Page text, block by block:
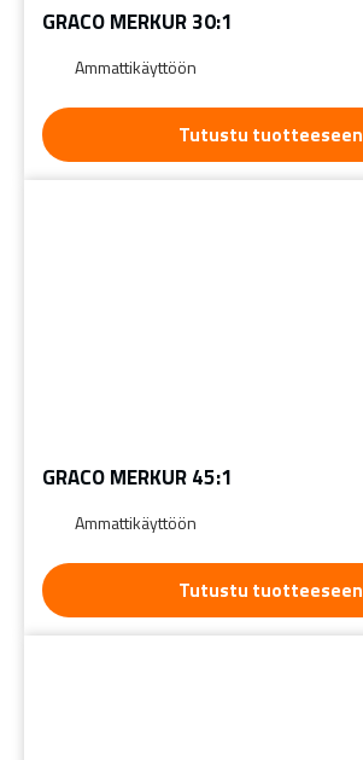
GRACO MERKUR 30:1
Ammattikäyttöön
Tutustu tuotteeseen
GRACO MERKUR 45:1
Ammattikäyttöön
Tutustu tuotteeseen